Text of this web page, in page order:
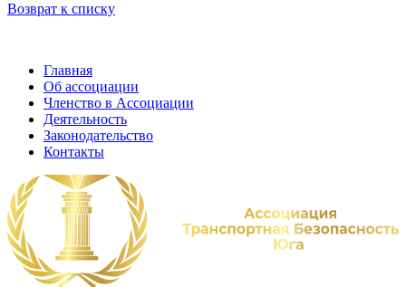
Возврат к списку
Главная
Об ассоциации
Членство в Ассоциации
Деятельность
Законодательство
Контакты